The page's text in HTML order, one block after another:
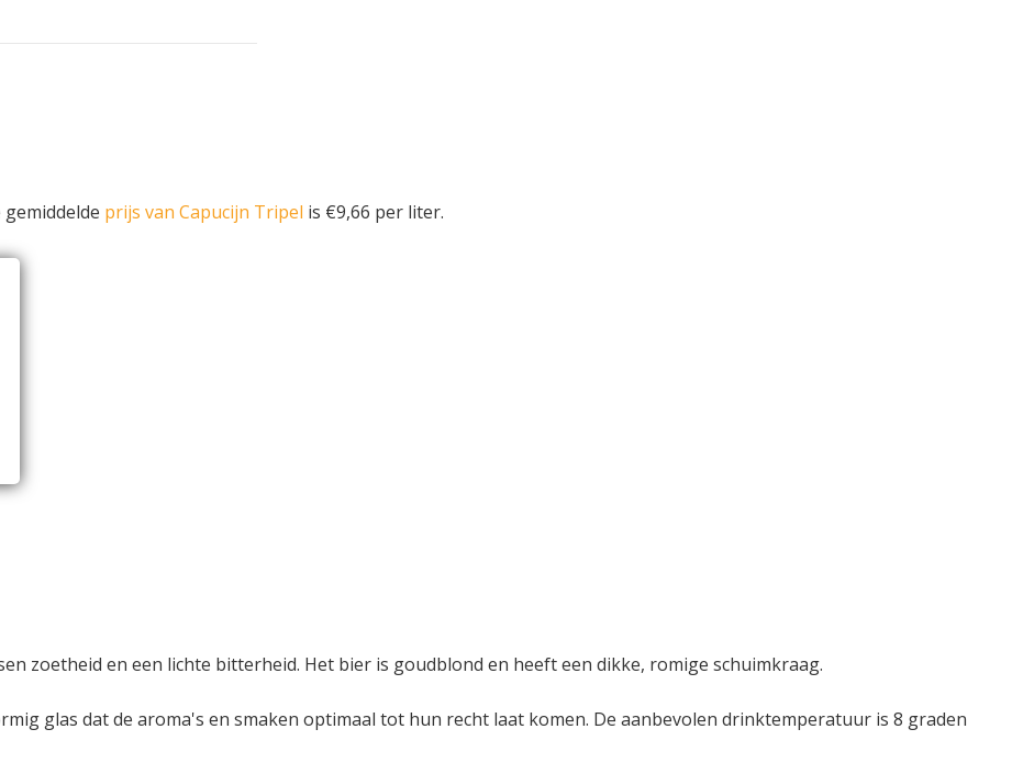
gemiddelde prijs van Capucijn Tripel is €9,66 per liter.
zoetheid en een lichte bitterheid. Het bier is goudblond en heeft een dikke, romige schuimkraag.
glas dat de aroma's en smaken optimaal tot hun recht laat komen. De aanbevolen drinktemperatuur is 8 graden